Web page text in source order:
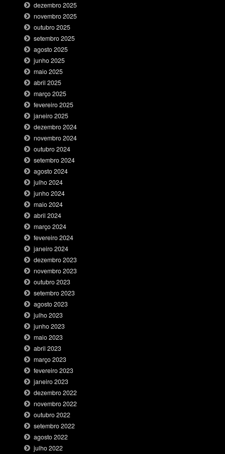
dezembro 2025
novembro 2025
outubro 2025
setembro 2025
agosto 2025
junho 2025
maio 2025
abril 2025
março 2025
fevereiro 2025
janeiro 2025
dezembro 2024
novembro 2024
outubro 2024
setembro 2024
agosto 2024
julho 2024
junho 2024
maio 2024
abril 2024
março 2024
fevereiro 2024
janeiro 2024
dezembro 2023
novembro 2023
outubro 2023
setembro 2023
agosto 2023
julho 2023
junho 2023
maio 2023
abril 2023
março 2023
fevereiro 2023
janeiro 2023
dezembro 2022
novembro 2022
outubro 2022
setembro 2022
agosto 2022
julho 2022